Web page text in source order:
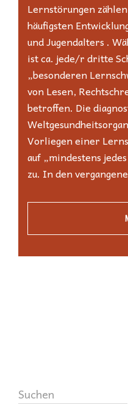
Lernstörungen
häufigsten
und Jugendalters .
ist ca. jede/r dritte
„besonderen
von Lesen,
betroffen. Die
Vorliegen einer
auf „mindestens
zu. In den
Suchen